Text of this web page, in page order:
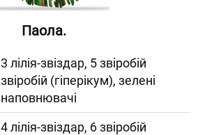
Паола.
3 лілія-звіздар, 5 звіробій
звіробій (гіперікум), зелені
наповнювачі
4 лілія-звіздар, 6 звіробій